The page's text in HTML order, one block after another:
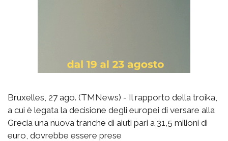
Bruxelles, 27 ago. (TMNews) - Il rapporto della troika,
a cui è legata la decisione degli europei di versare alla
Grecia una nuova tranche di aiuti pari a 31,5 milioni di
euro, dovrebbe essere prese